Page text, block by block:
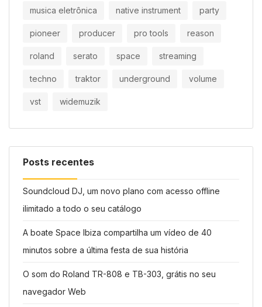
musica eletrônica native instrument party
pioneer producer pro tools reason
roland serato space streaming
techno traktor underground volume
vst widemuzik
Posts recentes
Soundcloud DJ, um novo plano com acesso offline
ilimitado a todo o seu catálogo
A boate Space Ibiza compartilha um vídeo de 40
minutos sobre a última festa de sua história
O som do Roland TR-808 e TB-303, grátis no seu
navegador Web